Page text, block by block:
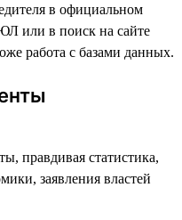
в официальном
или в поиск на сайте
работа с базами данных.
правдивая статистика,
заявления властей